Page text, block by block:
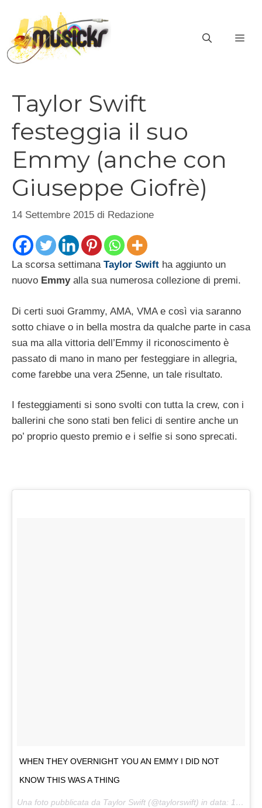
contenuto
Taylor Swift
festeggia il suo
Emmy (anche con
Giuseppe Giofrè)
14 Settembre 2015 di Redazione
La scorsa settimana Taylor Swift ha aggiunto un
nuovo Emmyalla sua numerosa collezione di premi.
Di certi suoi Grammy, AMA, VMA e così via saranno
sotto chiave o in bella mostra da qualche parte in casa
sua ma alla vittoria dell’Emmy il riconoscimento è
passato di mano in mano per festeggiare in allegria,
come farebbe una vera 25enne, un tale risultato.
I festeggiamenti si sono svolti con tutta la crew, con i
ballerini che sono stati ben felici di sentire anche un
po’ proprio questo premio e i selfie si sono sprecati.
WHEN THEY OVERNIGHT YOU AN EMMY I DID NOT
KNOW THIS WAS A THING
Una foto pubblicata da Taylor Swift (@taylorswift) in data: 12 Set 2015 alle ore 16:17 PDT